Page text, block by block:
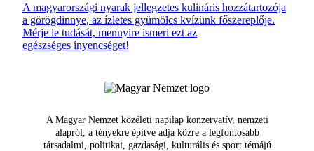
A magyarországi nyarak jellegzetes kulináris hozzátartozója
a görögdinnye, az ízletes gyümölcs kvízünk főszereplője.
Mérje le tudását, mennyire ismeri ezt az
egészséges ínyencséget!
A Magyar Nemzet közéleti napilap konzervatív, nemzeti
alapról, a tényekre építve adja közre a legfontosabb
társadalmi, politikai, gazdasági, kulturális és sport témájú